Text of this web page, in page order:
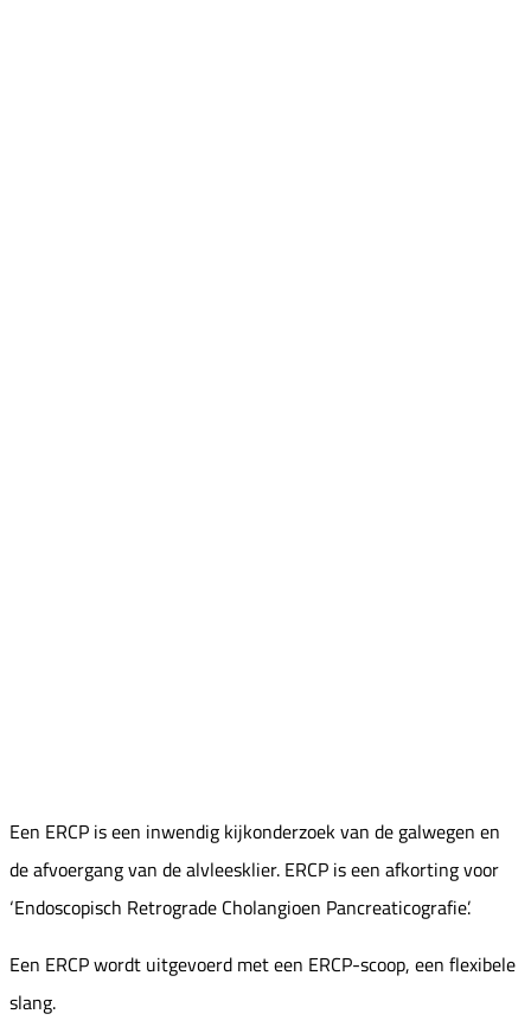
Een ERCP is een inwendig kijkonderzoek van de galwegen en
de afvoergang van de alvleesklier. ERCP is een afkorting voor
‘Endoscopisch Retrograde Cholangioen Pancreaticografie’.
Een ERCP wordt uitgevoerd met een ERCP-scoop, een flexibele
slang.